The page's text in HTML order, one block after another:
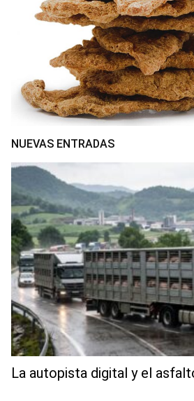
NUEVAS ENTRADAS
La autopista digital y el